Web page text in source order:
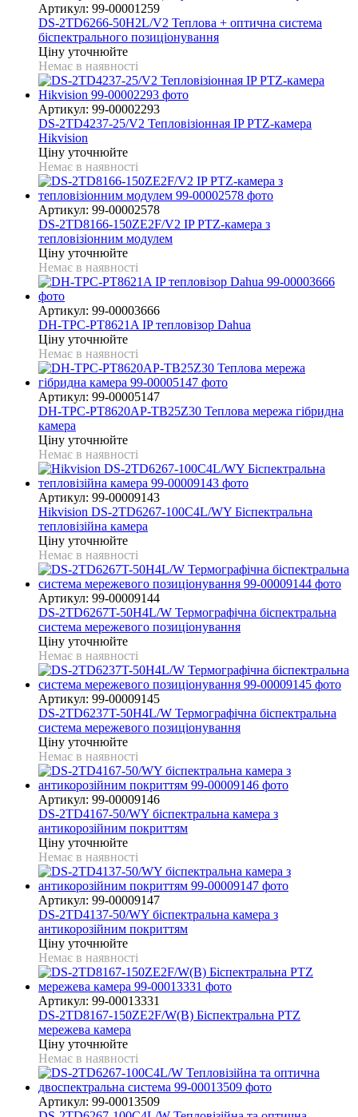
Артикул: 99-00001259
DS-2TD6266-50H2L/V2 Теплова + оптична система
біспектрального позиціонування
Ціну уточнюйте
Немає в наявності
Артикул: 99-00002293
DS-2TD4237-25/V2 Тепловізіонная IP PTZ-камера
Hikvision
Ціну уточнюйте
Немає в наявності
Артикул: 99-00002578
DS-2TD8166-150ZE2F/V2 IP PTZ-камера з
тепловізіонним модулем
Ціну уточнюйте
Немає в наявності
Артикул: 99-00003666
DH-TPC-PT8621A IP тепловізор Dahua
Ціну уточнюйте
Немає в наявності
Артикул: 99-00005147
DH-TPC-PT8620AP-TB25Z30 Теплова мережа гібридна
камера
Ціну уточнюйте
Немає в наявності
Артикул: 99-00009143
Hikvision DS-2TD6267-100C4L/WY Біспектральна
тепловізійна камера
Ціну уточнюйте
Немає в наявності
Артикул: 99-00009144
DS-2TD6267T-50H4L/W Термографічна біспектральна
система мережевого позиціонування
Ціну уточнюйте
Немає в наявності
Артикул: 99-00009145
DS-2TD6237T-50H4L/W Термографічна біспектральна
система мережевого позиціонування
Ціну уточнюйте
Немає в наявності
Артикул: 99-00009146
DS-2TD4167-50/WY біспектральна камера з
антикорозійним покриттям
Ціну уточнюйте
Немає в наявності
Артикул: 99-00009147
DS-2TD4137-50/WY біспектральна камера з
антикорозійним покриттям
Ціну уточнюйте
Немає в наявності
Артикул: 99-00013331
DS-2TD8167-150ZE2F/W(B) Біспектральна PTZ
мережева камера
Ціну уточнюйте
Немає в наявності
Артикул: 99-00013509